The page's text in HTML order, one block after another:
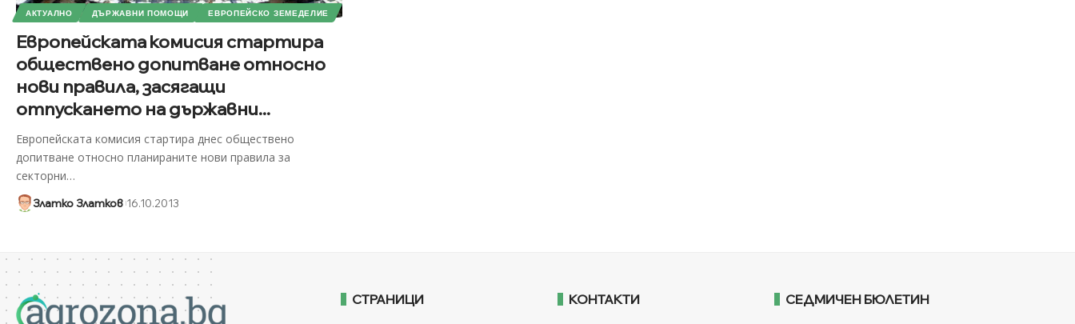
АКТУАЛНО ДЪРЖАВНИ ПОМОЩИ ЕВРОПЕЙСКО ЗЕМЕДЕЛИЕ
Европейската комисия стартира
обществено допитване относно
нови правила, засягащи
отпускането на държавни...
Европейската комисия стартира днес обществено
допитване относно планираните нови правила за
секторни…
Златко Златков 16.10.2013
СТРАНИЦИ КОНТАКТИ СЕДМИЧЕН БЮЛЕТИН